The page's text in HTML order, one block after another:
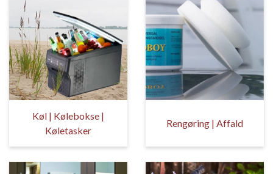
Køl | Kølebokse |
Køletasker
Rengøring | Affald